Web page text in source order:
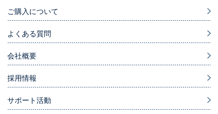
ご購入について
よくある質問
会社概要
採用情報
サポート活動